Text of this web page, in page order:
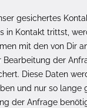
gesichertes
in Kontakt trittst,
mit den von Dir
Bearbeitung der
Diese Daten
und nur so lange
der Anfrage